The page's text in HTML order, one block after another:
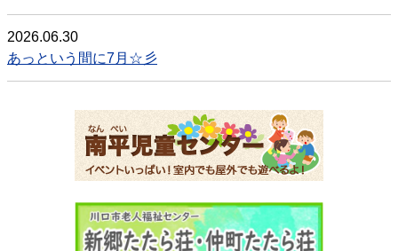
2026.06.30
あっという間に7月☆彡